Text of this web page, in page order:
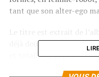
tant que son alter-ego
déjà double platine en
et totalise déjà plus de 5